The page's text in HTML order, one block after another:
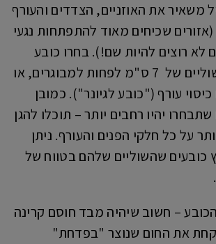
משאיר את האוזניים, הצדדים והעורף
שכיחים מאוד להתפתחות נגעי
לא רוצים להיות שם!). בחרו כובע
רחב שוליים עם שוליים של 7 ס"מ לפחות למבוגרים, או
עורף ("כובע לגיונר"). כמובן
יהיו רחבים יותר – תוכלו להגן
על כל חלקי הפנים והעורף. ניתן
כובעים שהשוליים שלהם בטווח של
– חשוב שיהיה מבד חוסם קרינה
את החום שנוצר "בפדחת"